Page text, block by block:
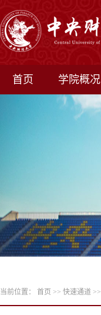
首页 学院概况
当前位置： 首页 >> 快速通道 >>